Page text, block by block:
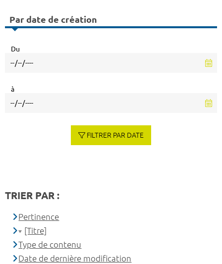
Par date de création
Du
à
FILTRER PAR DATE
TRIER PAR :
Pertinence
[Titre]
Type de contenu
Date de dernière modification